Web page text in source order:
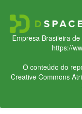
Empresa Brasileira
https://
O conteúdo do
Creative Commons